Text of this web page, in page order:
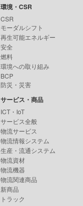
環境・CSR
CSR
モーダルシフト
再生可能エネルギー
安全
燃料
環境への取り組み
BCP
防災・災害
サービス・商品
ICT・IoT
サービス全般
物流サービス
物流情報システム
生産・流通システム
物流資材
物流機器
物流関連商品
新商品
トラック